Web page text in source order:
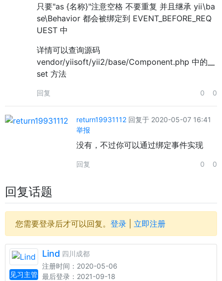
只要"as {名称}"注意空格 不要重复 并且继承 yii\ba
se\Behavior 都会被绑定到 EVENT_BEFORE_REQ
UEST 中
详情可以查询源码
vendor/yiisoft/yii2/base/Component.php 中的__
set 方法
回复 0 0
return19931112 回复于 2020-05-07 16:41
举报
没有，不过你可以通过绑定事件实现
回复 0 0
回复话题
您需要登录后才可以回复。 登录 立即注册
见习主管
Lind 四川成都
注册时间：2020-05-06
最后登录：2021-09-18